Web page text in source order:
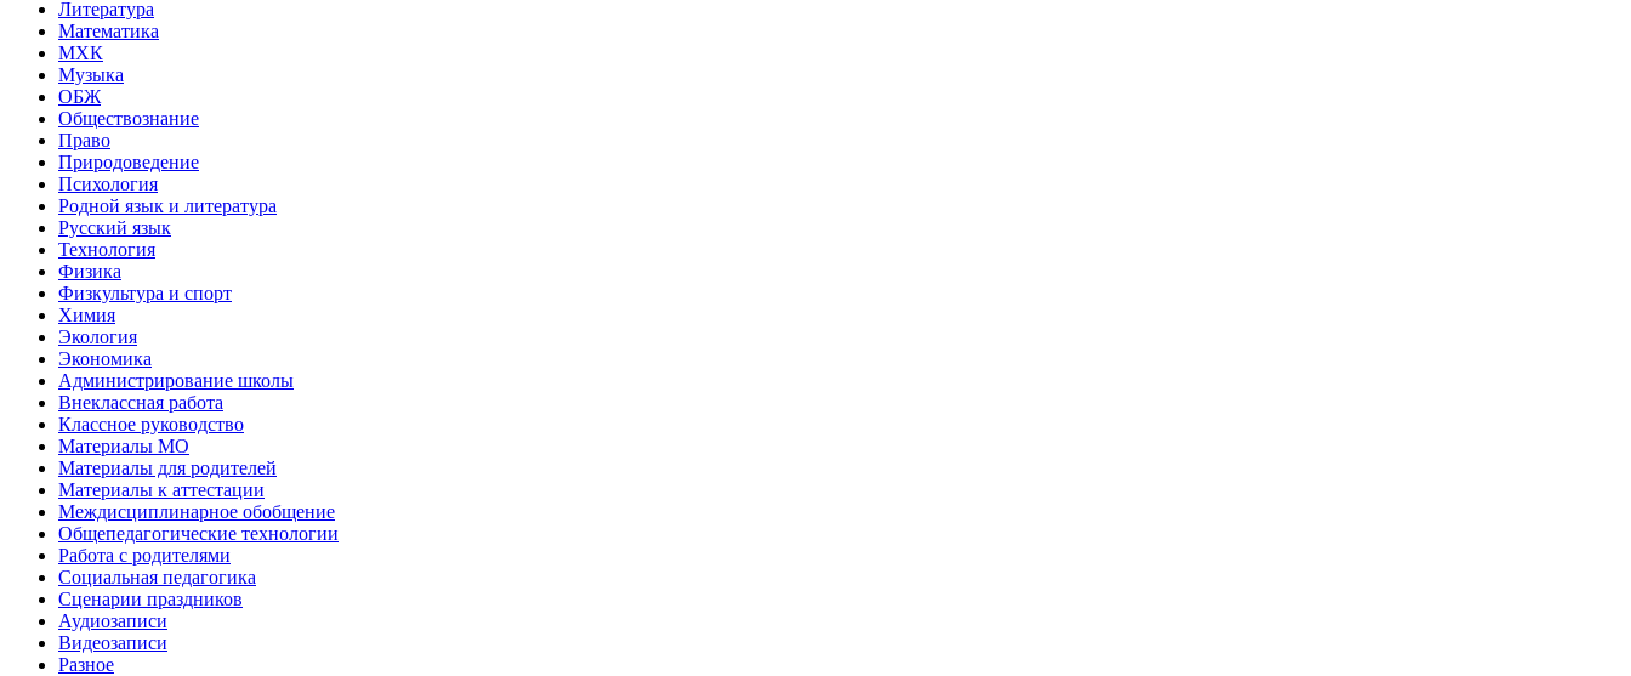
Литература
Математика
МХК
Музыка
ОБЖ
Обществознание
Право
Природоведение
Психология
Родной язык и литература
Русский язык
Технология
Физика
Физкультура и спорт
Химия
Экология
Экономика
Администрирование школы
Внеклассная работа
Классное руководство
Материалы МО
Материалы для родителей
Материалы к аттестации
Междисциплинарное обобщение
Общепедагогические технологии
Работа с родителями
Социальная педагогика
Сценарии праздников
Аудиозаписи
Видеозаписи
Разное